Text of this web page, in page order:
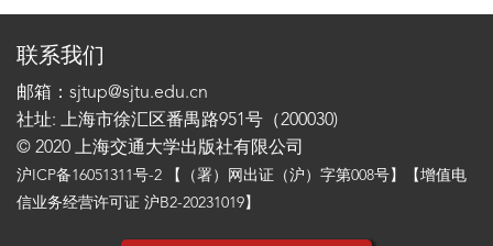
联系我们
邮箱：sjtup@sjtu.edu.cn
社址: 上海市徐汇区番禺路951号（200030)
© 2020 上海交通大学出版社有限公司
沪ICP备16051311号-2 【（署）网出证（沪）字第008号】【增值电
信业务经营许可证 沪B2-20231019】